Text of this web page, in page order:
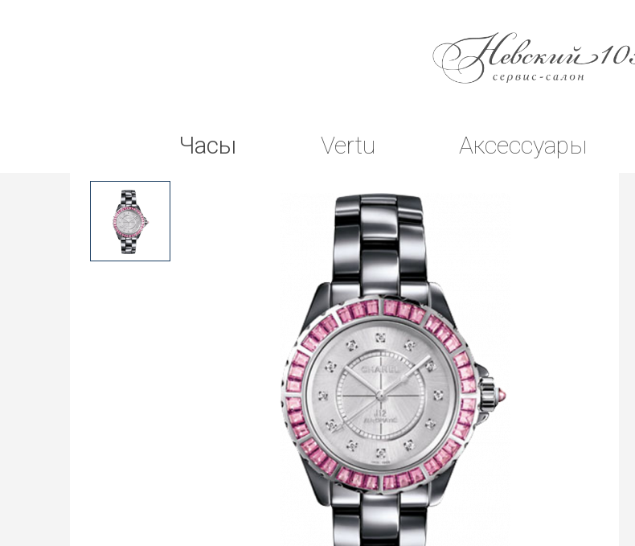
Часы Vertu Аксессуары